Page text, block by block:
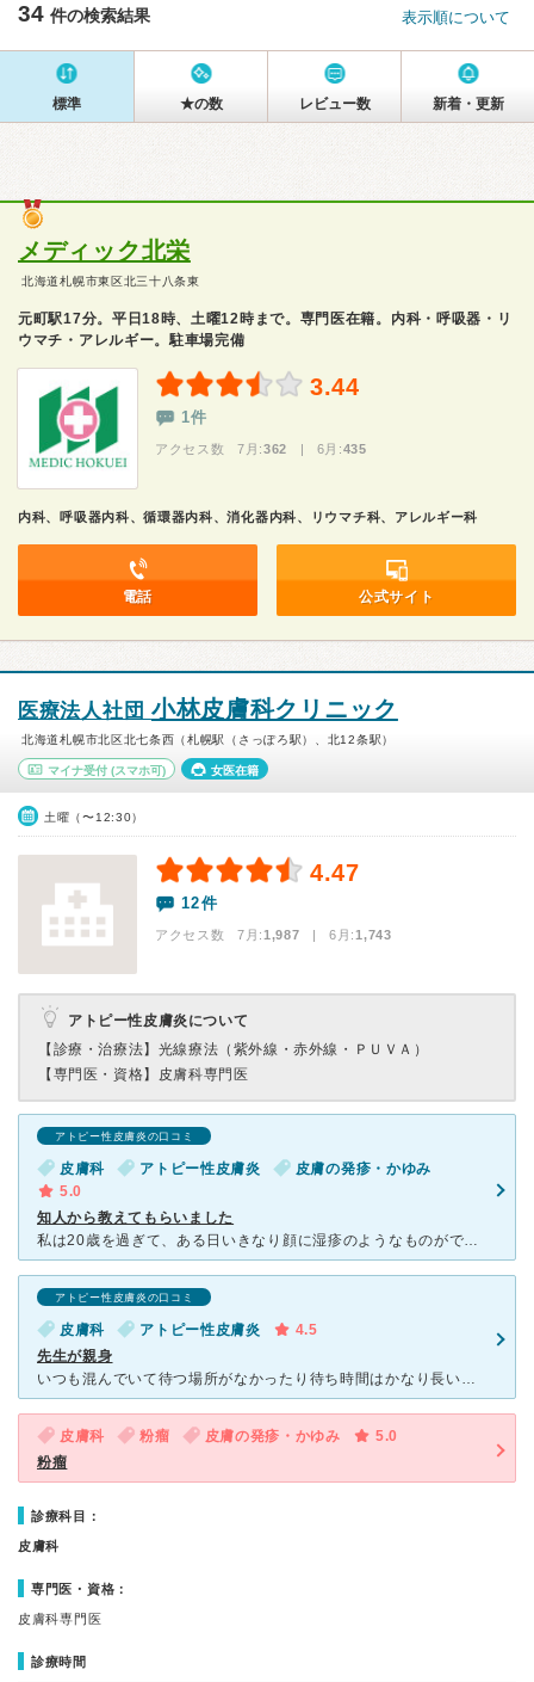
34 件の検索結果 表示順について
標準 ★の数 レビュー数 新着・更新
メディック北栄
北海道札幌市東区北三十八条東
元町駅17分。平日18時、土曜12時まで。専門医在籍。内科・呼吸器・リ
ウマチ・アレルギー。駐車場完備
3.44
1件
アクセス数 7月:362 | 6月:435
内科、呼吸器内科、循環器内科、消化器内科、リウマチ科、アレルギー科
電話 公式サイト
医療法人社団 小林皮膚科クリニック
北海道札幌市北区北七条西（札幌駅（さっぽろ駅）、北12条駅）
マイナ受付 (スマホ可) 女医在籍
土曜（〜12:30）
4.47
12件
アクセス数 7月:1,987 | 6月:1,743
アトピー性皮膚炎について
【診療・治療法】 光線療法（紫外線・赤外線・ＰＵＶＡ）
【専門医・資格】 皮膚科専門医
アトピー性皮膚炎の口コミ
皮膚科 アトピー性皮膚炎
皮膚の発疹・かゆみ
5.0
知人から教えてもらいました
私は20歳を過ぎて、ある日いきなり顔に湿疹のようなものができて、化粧水などをつけてもヒリヒリと痛くて化粧なんてできるものではなくなってしまったことがあったのですが、1週間程たっても治らず、接客業という
アトピー性皮膚炎の口コミ
皮膚科 アトピー性皮膚炎
4.5
先生が親身
いつも混んでいて待つ場所がなかったり待ち時間はかなり長いですが、いつも院長の小林先生にお願いしています。 どこに行っても治らなかったアトピーも改善し、その他再発しないためのアドバイス（基本的に水のみ
皮膚科 粉瘤 皮膚の発疹・かゆみ
5.0
粉瘤
診療科目：
皮膚科
専門医・資格：
皮膚科専門医
診療時間